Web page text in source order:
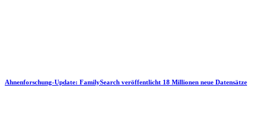
Ahnenforschung-Update: FamilySearch veröffentlicht 18 Millionen neue Datensätze